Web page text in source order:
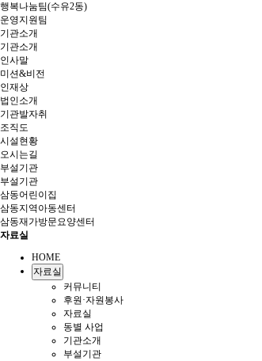
행복나눔팀(수유2동)
운영지원팀
기관소개
기관소개
인사말
미션&비전
인재상
법인소개
기관발자취
조직도
시설현황
오시는길
부설기관
부설기관
삼동어린이집
삼동지역아동센터
삼동재가방문요양센터
자료실
HOME
자료실
커뮤니티
후원·자원봉사
자료실
동별 사업
기관소개
부설기관